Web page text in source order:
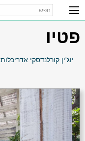
פטיו
יוג'ין קורלנדסקי אדריכלות